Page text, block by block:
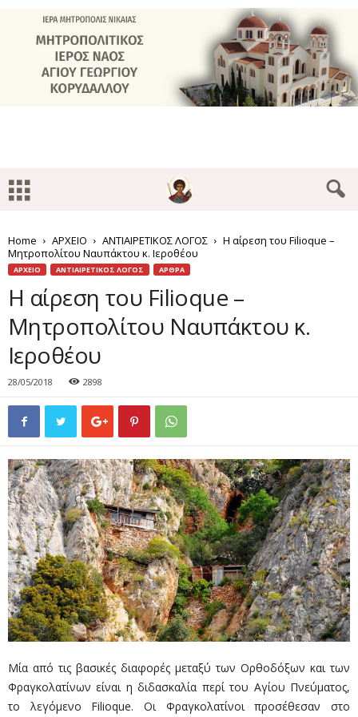
Home ΑΡΧΕΙΟ ΑΝΤΙΑΙΡΕΤΙΚΟΣ ΛΟΓΟΣ
Η αίρεση του Filioque –
Μητροπολίτου Ναυπάκτου κ. Ιεροθέου
ΑΡΧΕΙΟ ΑΝΤΙΑΙΡΕΤΙΚΟΣ ΛΟΓΟΣ ΑΡΘΡΑ
Η αίρεση του Filioque –
Μητροπολίτου Ναυπάκτου κ.
Ιεροθέου
28/05/2018 2898
Μία από τις βασικές διαφορές μεταξύ των Ορθοδόξων και των
Φραγκολατίνων είναι η διδασκαλία περί του Αγίου Πνεύματος,
το λεγόμενο Filioque. Οι Φραγκολατίνοι προσέθεσαν στο